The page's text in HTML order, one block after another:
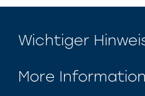
Wichtiger
More Information